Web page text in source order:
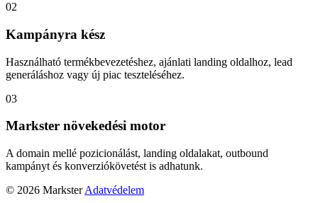
02
Kampányra kész
Használható termékbevezetéshez, ajánlati landing oldalhoz, lead
generáláshoz vagy új piac teszteléséhez.
03
Markster növekedési motor
A domain mellé pozicionálást, landing oldalakat, outbound
kampányt és konverziókövetést is adhatunk.
© 2026 Markster Adatvédelem